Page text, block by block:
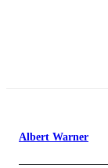
Albert Warner